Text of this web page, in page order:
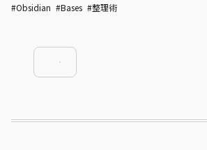
#Obsidian #Bases #整理術